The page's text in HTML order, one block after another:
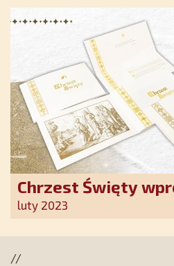
Chrzest Święty
wspólnoty
luty 2023
//